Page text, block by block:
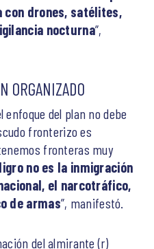
con drones, satélites,
nocturna”,
ORGANIZADO
enfoque del plan no debe
fronterizo es
fronteras muy
no es la inmigración
el narcotráfico,
de armas”, manifestó.
del almirante (r)